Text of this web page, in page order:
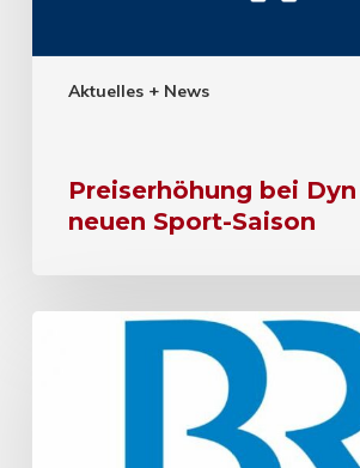
Aktuelles + News
Preiserhöhung bei
neuen Sport-Saison